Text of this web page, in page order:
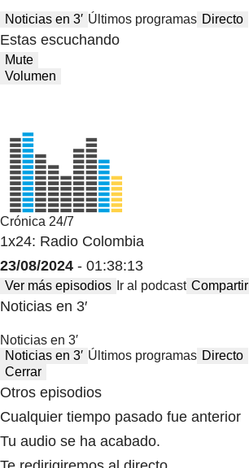
Noticias en 3′ Últimos programas Directo
Estas escuchando
Mute
Volumen
Crónica 24/7
1x24: Radio Colombia
23/08/2024 - 01:38:13
Ver más episodios Ir al podcast Compartir
Noticias en 3′
Noticias en 3′
Noticias en 3′ Últimos programas Directo
Cerrar
Otros episodios
Cualquier tiempo pasado fue anterior
Tu audio se ha acabado.